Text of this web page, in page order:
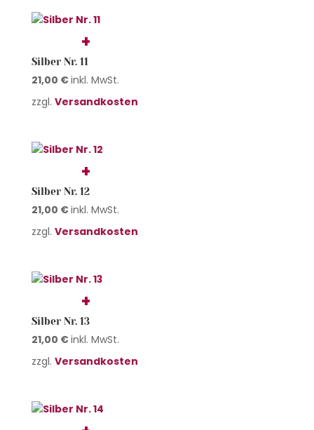
Silber Nr. 11
21,00 €inkl. MwSt.
zzgl. Versandkosten
Silber Nr. 12
21,00 €inkl. MwSt.
zzgl. Versandkosten
Silber Nr. 13
21,00 €inkl. MwSt.
zzgl. Versandkosten